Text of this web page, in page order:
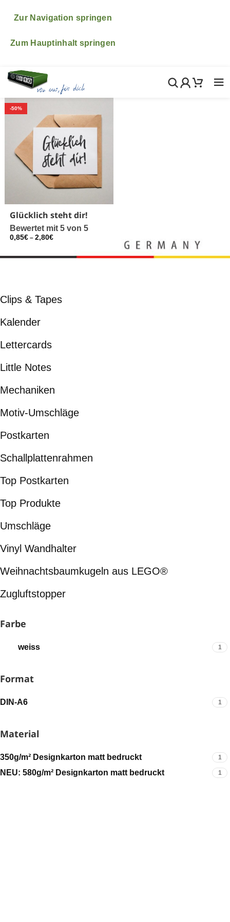
Zur Navigation springen
Zum Hauptinhalt springen
Urlaub sind. ♥ ♥ ♥ Natürlich freuen wir uns wenn du
kümmern uns dann ganz fix nach unserer Rückkehr um
Clips & Tapes
Kalender
Lettercards
Little Notes
Mechaniken
Motiv-Umschläge
Postkarten
Schallplattenrahmen
Top Postkarten
Top Produkte
Umschläge
Vinyl Wandhalter
Weihnachtsbaumkugeln aus LEGO®
Zugluftstopper
Farbe
weiss 1
Format
DIN-A6 1
Material
350g/m² Designkarton matt bedruckt 1
NEU: 580g/m² Designkarton matt bedruckt 1
-50%
Glücklich steht dir!
Bewertet mit 5von 5
0,85€ – 2,80€